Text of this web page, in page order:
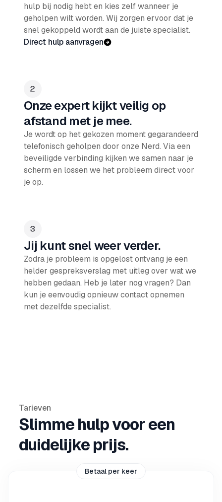
hulp bij nodig hebt en kies zelf wanneer je
geholpen wilt worden. Wij zorgen ervoor dat je
snel gekoppeld wordt aan de juiste specialist.
Direct hulp aanvragen
Onze expert kijkt veilig op
afstand met je mee.
Je wordt op het gekozen moment gegarandeerd
telefonisch geholpen door onze Nerd. Via een
beveiligde verbinding kijken we samen naar je
scherm en lossen we het probleem direct voor
je op.
Jij kunt snel weer verder.
Zodra je probleem is opgelost ontvang je een
helder gespreksverslag met uitleg over wat we
hebben gedaan. Heb je later nog vragen? Dan
kun je eenvoudig opnieuw contact opnemen
met dezelfde specialist.
Tarieven
Slimme hulp voor een
duidelijke prijs.
Betaal per keer